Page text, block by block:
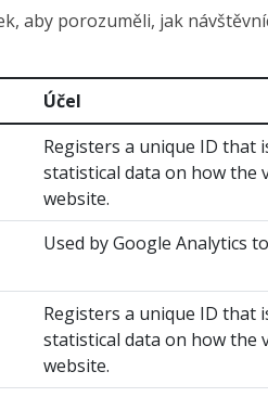
aby porozuměli, jak
Účel
Registers a unique ID that
statistical data on how the
website.
Used by Google Analytics
Registers a unique ID that
statistical data on how the
website.